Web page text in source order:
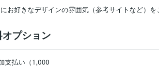
お好きなデザインの雰囲気（参考サイトなど）を
プション
支払い（1,000